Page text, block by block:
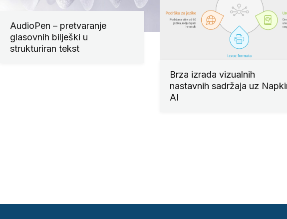
AudioPen – pretvaranje
glasovnih bilješki u
strukturiran tekst
Brza izrada vizualnih
nastavnih sadržaja uz
AI